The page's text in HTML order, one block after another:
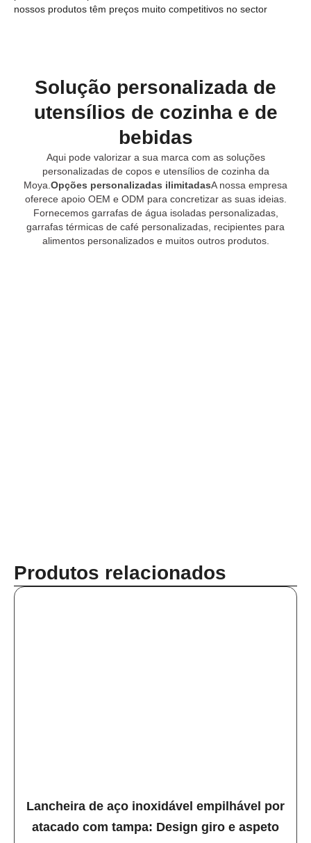
nossos produtos têm preços muito competitivos no sector
Solução personalizada de
utensílios de cozinha e de
bebidas
Aqui pode valorizar a sua marca com as soluções
personalizadas de copos e utensílios de cozinha da
Moya. Opções personalizadas ilimitadasA nossa empresa
oferece apoio OEM e ODM para concretizar as suas ideias.
Fornecemos garrafas de água isoladas personalizadas,
garrafas térmicas de café personalizadas, recipientes para
alimentos personalizados e muitos outros produtos.
Produtos relacionados
Lancheira de aço inoxidável empilhável por
atacado com tampa: Design giro e aspeto